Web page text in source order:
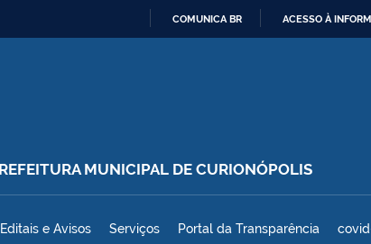
COMUNICA BR ACESSO À
MUNICIPAL DE CURIONÓPOLIS
Editais e Avisos Serviços Portal da Transparência